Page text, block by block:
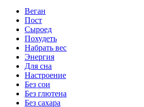
Веган
Пост
Сыроед
Похудеть
Набрать вес
Энергия
Для сна
Настроение
Без сои
Без глютена
Без сахара